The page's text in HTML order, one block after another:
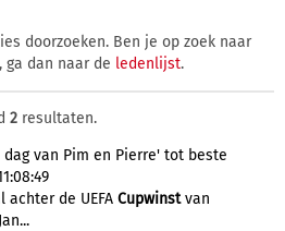
doorzoeken. Ben je op zoek naar
dan naar de ledenlijst.
2 resultaten.
van Pim en Pierre' tot beste
achter de UEFA Cupwinstvan